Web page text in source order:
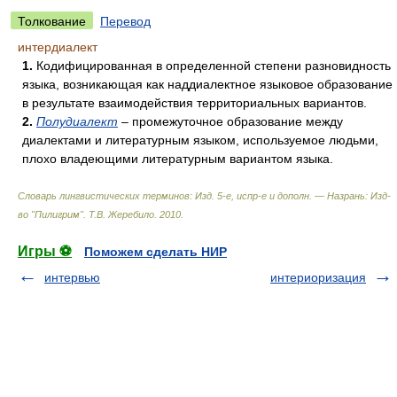
Толкование
Перевод
интердиалект
1. Кодифицированная в определенной степени разновидность
языка, возникающая как наддиалектное языковое образование
в результате взаимодействия территориальных вариантов.
2. Полудиалект – промежуточное образование между
диалектами и литературным языком, используемое людьми,
плохо владеющими литературным вариантом языка.
Словарь лингвистических терминов: Изд. 5-е, испр-е и дополн. — Назрань: Изд-
во "Пилигрим". Т.В. Жеребило 2010
Игры ⚽
Поможем сделать НИР
интервью
интериоризация